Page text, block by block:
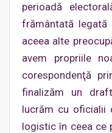
perioadă
frământată
aceea alte
avem propriile
corespondenţă
finalizăm un
lucrăm cu oficialii
logistic în ceea ce